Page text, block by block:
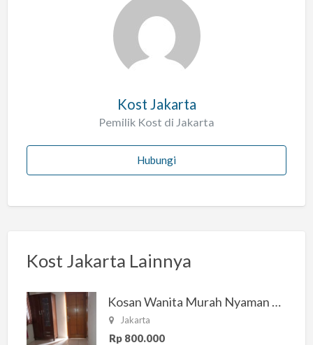
Kost Jakarta
Pemilik Kost di Jakarta
Hubungi
Kost Jakarta Lainnya
Kosan Wanita Murah Nyaman di Jakarta Selatan
Jakarta
Rp 800.000